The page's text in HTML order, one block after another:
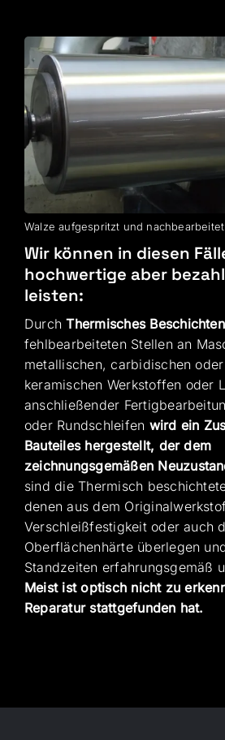
Walze aufgespritzt und
Wir können in diesen
hochwertige aber
leisten:
DurchThermisches Beschichten
fehlbearbeiteten Stellen an
metallischen, carbidischen
keramischen Werkstoffen oder
anschließender
oder Rundschleifen wird ein
Bauteiles hergestellt, der dem
zeichnungsgemäßen
sind die Thermisch
denen aus dem
Verschleißfestigkeit oder auch
Oberflächenhärte überlegen
Standzeiten erfahrungsgemäß
Meist ist optisch nicht zu
Reparatur stattgefunden hat.